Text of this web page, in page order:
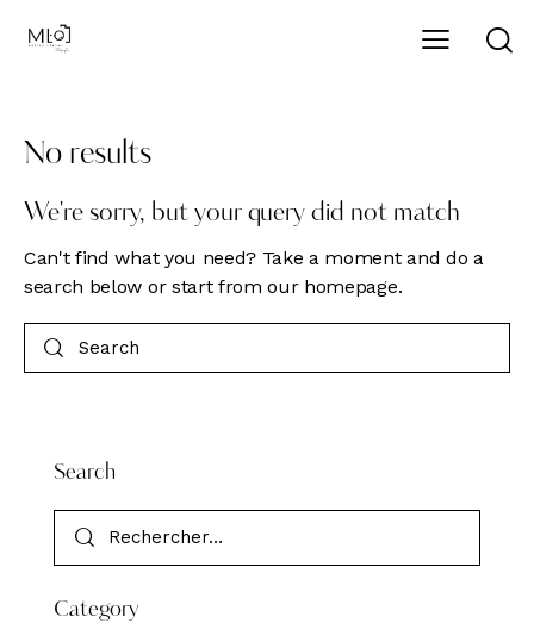
No results
We're sorry, but your query did not match
Can't find what you need? Take a moment and do a
search below or start fromour homepage.
Search
Category